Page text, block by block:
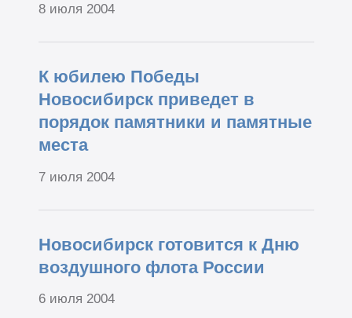
8 июля 2004
К юбилею Победы
Новосибирск приведет в
порядок памятники и памятные
места
7 июля 2004
Новосибирск готовится к Дню
воздушного флота России
6 июля 2004